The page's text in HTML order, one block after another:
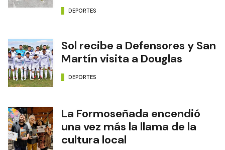
DEPORTES
Sol recibe a Defensores y San
Martín visita a Douglas
DEPORTES
La Formoseñada encendió
una vez más la llama de la
cultura local